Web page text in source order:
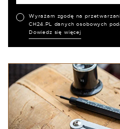
Wyrażam zgodę na
CH24.PL danych osobowych
Dowiedz się więcej